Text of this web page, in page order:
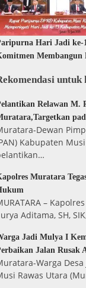
Hari Jadi ke-
Membangun
untuk
Relawan M.
Dewan
Kabupaten
Muratara
–
Aditama, SH,
Jadi Mulya I
Jalan Rusak
Warga
Rawas Utara